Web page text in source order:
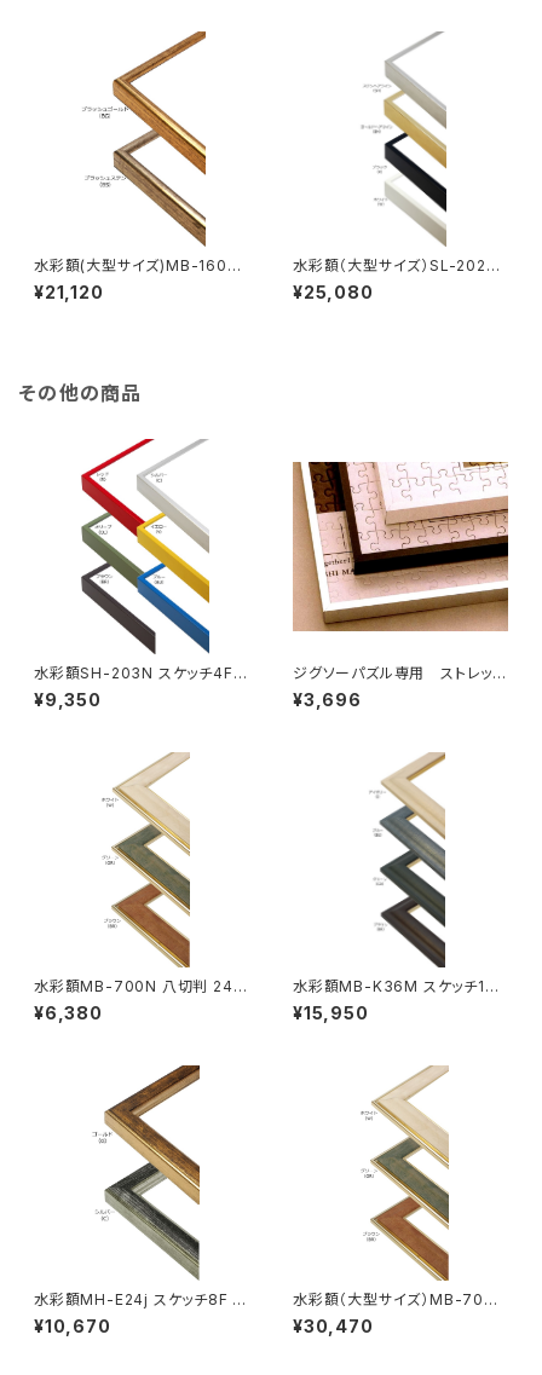
水彩額(大型サイズ)MB-160K
MO判 693×893ミリ
¥21,120
水彩額（大型サイズ）SL-202N
MO判 693×893ミリ
¥25,080
その他の商品
水彩額SH-203N スケッチ4F 3
52×443ミリ
¥9,350
ジグソーパズル専用 ストレッチ
ライン 615×615ミリ （12ボ)
¥3,696
水彩額MB-700N 八切判 241
×302ミリ
¥6,380
水彩額MB-K36M スケッチ10F
595×670ミリ
¥15,950
水彩額MH-E24j スケッチ8F 5
20×595ミリ
¥10,670
水彩額（大型サイズ）MB-700N
特全判 780×1050ミリ
¥30,470